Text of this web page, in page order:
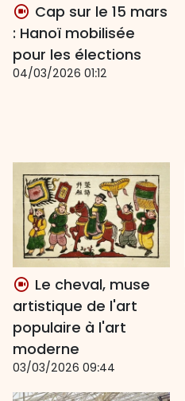
Cap sur le 15 mars
: Hanoï mobilisée
pour les élections
04/03/2026 01:12
Le cheval, muse
artistique de l'art
populaire à l'art
moderne
03/03/2026 09:44